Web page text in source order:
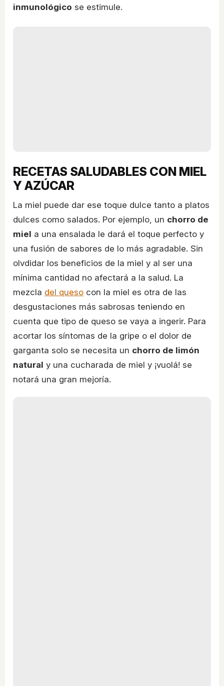
inmunológico se estimule.
RECETAS SALUDABLES CON MIEL
Y AZÚCAR
La miel puede dar ese toque dulce tanto a platos
dulces como salados. Por ejemplo, un chorro de
miel a una ensalada le dará el toque perfecto y
una fusión de sabores de lo más agradable. Sin
olvdidar los beneficios de la miel y al ser una
mínima cantidad no afectará a la salud. La
mezcla del queso con la miel es otra de las
desgustaciones más sabrosas teniendo en
cuenta que tipo de queso se vaya a ingerir. Para
acortar los síntomas de la gripe o el dolor de
garganta solo se necesita un chorro de limón
natural y una cucharada de miel y ¡vuolá! se
notará una gran mejoría.